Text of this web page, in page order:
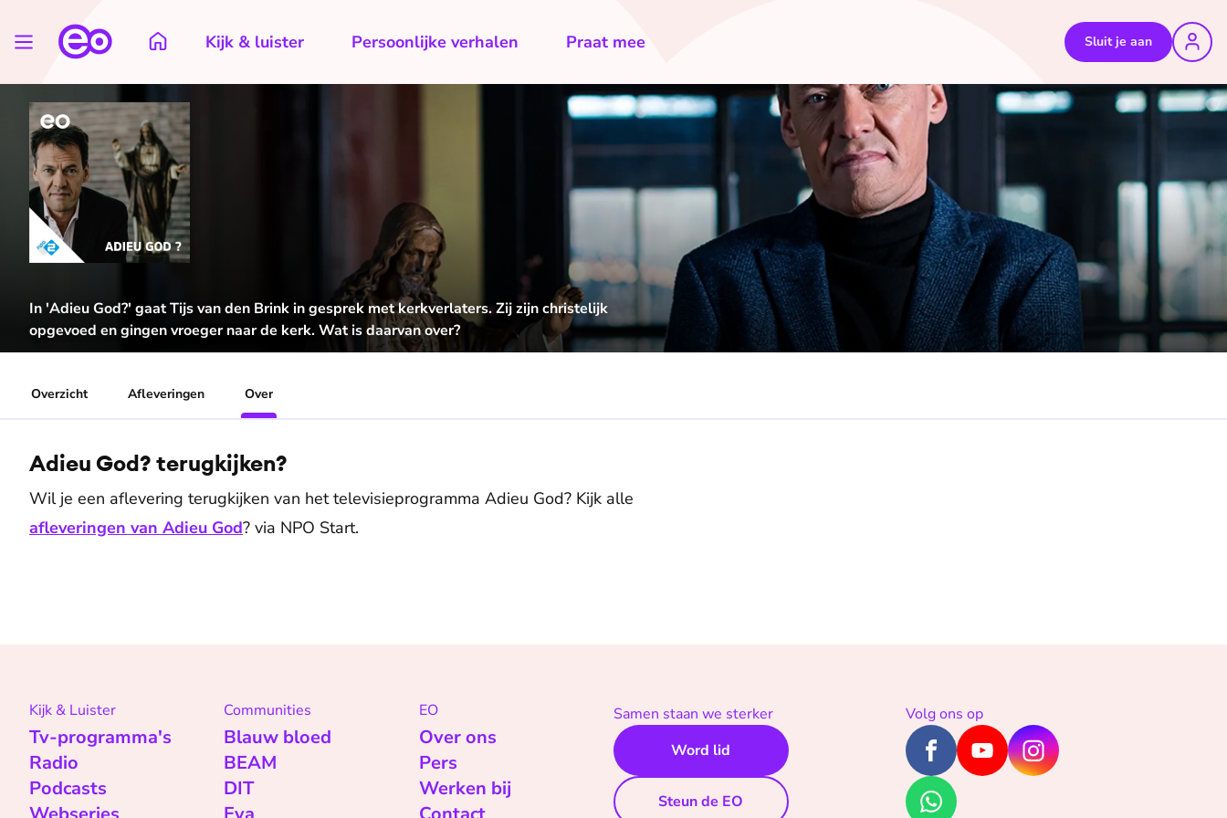
Kijk & luister Persoonlijke verhalen Praat mee Sluit je aan
In 'Adieu God?' gaat Tijs van den Brink in gesprek met kerkverlaters. Zij zijn christelijk
opgevoed en gingen vroeger naar de kerk. Wat is daarvan over?
Overzicht Afleveringen Over
Adieu God? terugkijken?
Wil je een aflevering terugkijken van het televisieprogramma Adieu God? Kijk alle
afleveringen van Adieu God? via NPO Start.
Kijk & Luister
Tv-programma's
Radio
Podcasts
Communities
Blauw bloed
BEAM
DIT
EO
Over ons
Pers
Werken bij
Samen staan we sterker
Word lid
Steun de EO
Volg ons op